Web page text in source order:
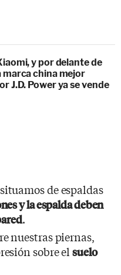
y por delante de
marca china mejor
J.D. Power ya se vende
de espaldas
y la espalda deben
.
nuestras piernas,
sobre elsuelo